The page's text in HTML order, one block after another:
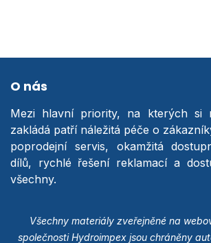
O nás
Mezi hlavní priority, na kterých si
zakládá patří náležitá péče o
poprodejní servis, okamžitá
dílů, rychlé řešení reklamací a
všechny.
Všechny materiály zveřejněné na
společnosti Hydroimpex jsou chráněny